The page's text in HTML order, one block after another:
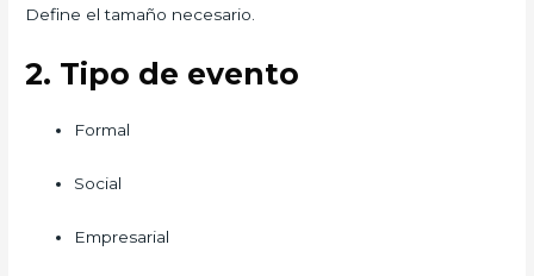
Define el tamaño necesario.
2. Tipo de evento
Formal
Social
Empresarial